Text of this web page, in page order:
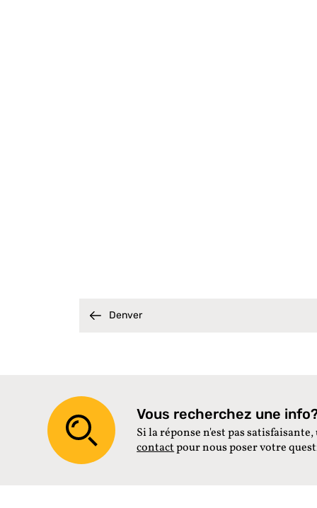
Denver
Vous recherchez une
Si la réponse n'est pas
contactpour nous poser votre